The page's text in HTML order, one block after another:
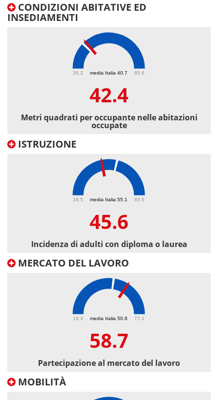
CONDIZIONI ABITATIVE ED
INSEDIAMENTI
media Italia 40.7
26.2 85.6
42.4
Metri quadrati per occupante nelle abitazioni
occupate
ISTRUZIONE
media Italia 55.1
16.5 83.5
45.6
Incidenza di adulti con diploma o laurea
MERCATO DEL LAVORO
media Italia 50.8
19.3 77.1
58.7
Partecipazione al mercato del lavoro
MOBILITÀ